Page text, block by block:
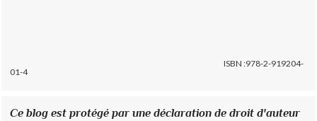
ISBN :978-2-919204-
01-4
Ce blog est protégé par une déclaration de droit d'auteur